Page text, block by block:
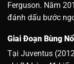
Ferguson. Năm
đánh dấu bước
Giai Đoạn Bùng Nổ
Tại Juventus